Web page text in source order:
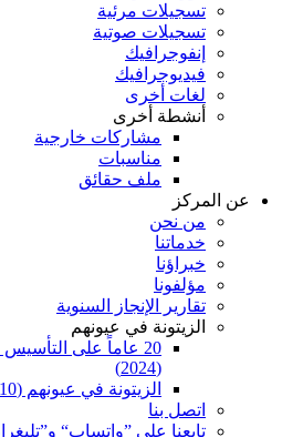
تسجيلات مرئية
تسجيلات صوتية
إنفوجرافيك
فيديوجرافيك
لغات أخرى
أنشطة أخرى
مشاركات خارجية
مناسبات
ملف حقائق
عن المركز
من نحن
خدماتنا
خبراؤنا
مؤلفونا
تقارير الإنجاز السنوية
الزيتونة في عيونهم
20 عاماً على
(2024)
الزيتونة في عيونهم (2010)
اتصل بنا
تابعنا على ”واتساب“